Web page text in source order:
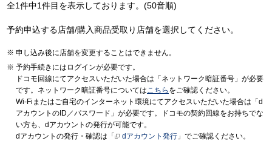
全1件中1件目を表示しております。(50音順)
予約申込する店舗/購入商品受取り店舗を選択してください。
申し込み後に店舗を変更することはできません。
予約手続きにはログインが必要です。
ドコモ回線にてアクセスいただいた場合は「ネットワーク暗証番号」が必要
です。ネットワーク暗証番号についてはこちら をご確認ください。
Wi-Fiまたはご自宅のインターネット環境にてアクセスいただいた場合は「d
アカウントのID／パスワード」が必要です。ドコモの契約回線をお持ちでな
い方も、dアカウントの発行が可能です。
dアカウントの発行・確認は「
dアカウント発行 」でご確認ください。